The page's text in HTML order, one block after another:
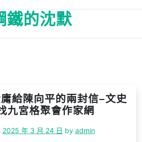
鐵的沈默
給陳向平的兩封信–文史
九宮格聚會作家網
2025 年 3 月 24 日 by admin